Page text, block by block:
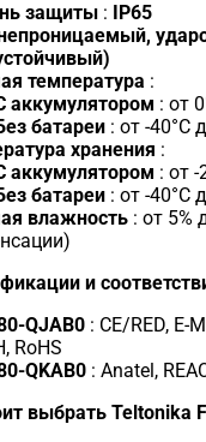
защиты :
IP65
температура :
аккумулятором : от
батареи : от -40°C
хранения :
аккумулятором : от -
батареи : от -40°C
влажность : от 5%
и
QJAB0 : CE/RED, E-
RoHS
QKAB0 : Anatel,
выбрать Teltonika